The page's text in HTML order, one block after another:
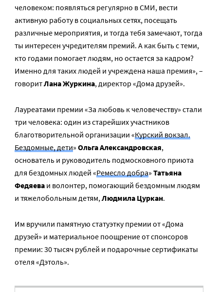
человеком: появляться регулярно в СМИ, вести
активную работу в социальных сетях, посещать
различные мероприятия, и тогда тебя замечают, тогда
ты интересен учредителям премий. А как быть с теми,
кто годами помогает людям, но остается за кадром?
Именно для таких людей и учреждена наша премия», –
говоритЛана Журкина, директор «Дома друзей».
Лауреатами премии «За любовь к человечеству» стали
три человека: один из старейших участников
благотворительной организации «Курский вокзал.
Бездомные, дети» Ольга Александровская,
основатель и руководитель подмосковного приюта
для бездомных людей «Ремесло добра» Татьяна
Федяева и волонтер, помогающий бездомным людям
и тяжелобольным детям,Людмила Цуркан.
Им вручили памятную статуэтку премии от «Дома
друзей» и материальное поощрение от спонсоров
премии: 30 тысяч рублей и подарочные сертификаты
отеля «Дэтоль».